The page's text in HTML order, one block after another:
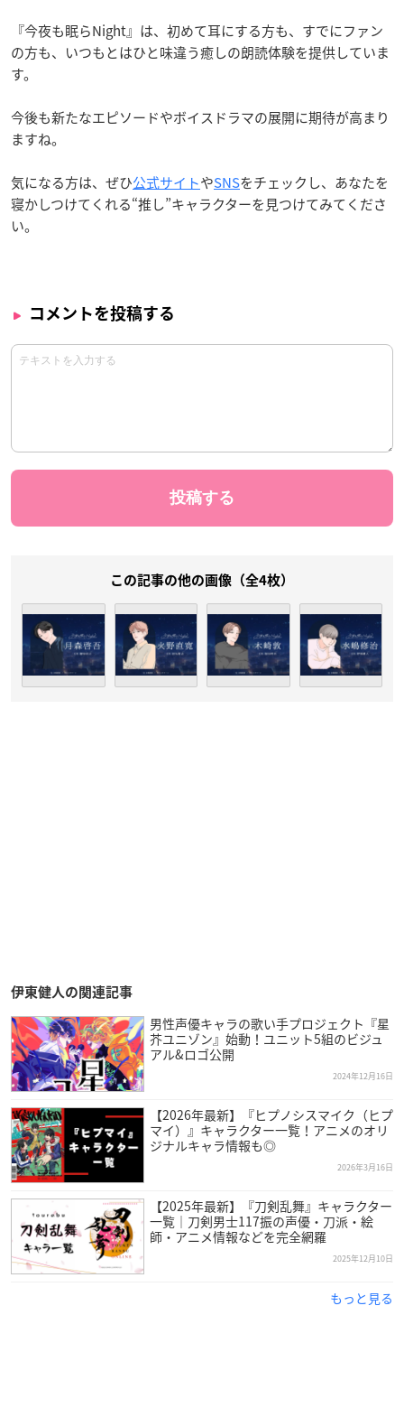
『今夜も眠らNight』は、初めて耳にする方も、すでにファン
の方も、いつもとはひと味違う癒しの朗読体験を提供していま
す。
今後も新たなエピソードやボイスドラマの展開に期待が高まり
ますね。
気になる方は、ぜひ公式サイトやSNSをチェックし、あなたを
寝かしつけてくれる“推し”キャラクターを見つけてみてくださ
い。
コメントを投稿する
この記事の他の画像（全4枚）
伊東健人の関連記事
男性声優キャラの歌い手プロジェクト『星
芥ユニゾン』始動！ユニット5組のビジュ
アル&ロゴ公開
2024年12月16日
【2026年最新】『ヒプノシスマイク（ヒプ
マイ）』キャラクター一覧！アニメのオリ
ジナルキャラ情報も◎
2026年3月16日
【2025年最新】『刀剣乱舞』キャラクター
一覧｜刀剣男士117振の声優・刀派・絵
師・アニメ情報などを完全網羅
2025年12月10日
もっと見る